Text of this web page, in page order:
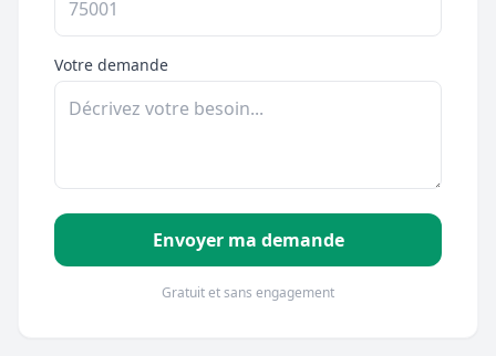
Votre demande
Envoyer ma demande
Gratuit et sans engagement